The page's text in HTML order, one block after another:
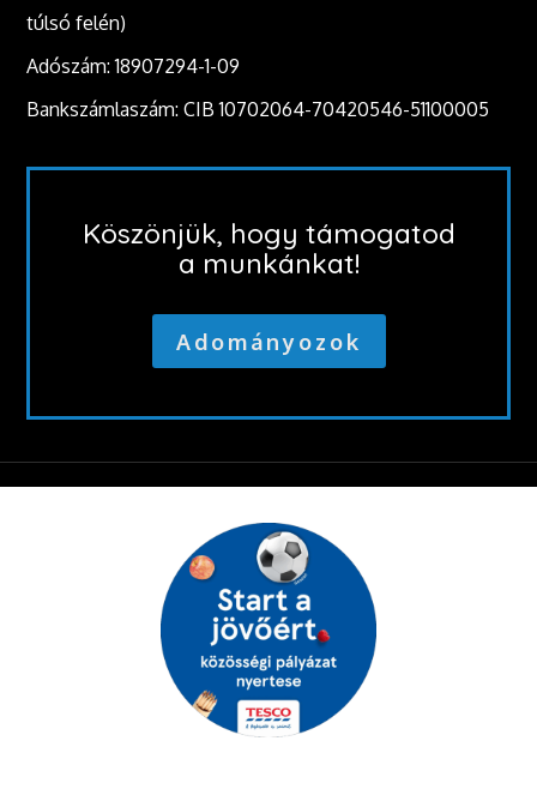
túlsó felén)
Adószám: 18907294-1-09
Bankszámlaszám: CIB 10702064-70420546-51100005
Köszönjük, hogy támogatod
a munkánkat!
Adományozok